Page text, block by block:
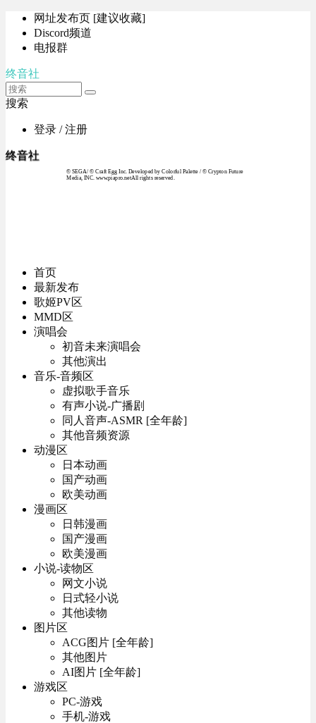
网址发布页 [建议收藏]
Discord频道
电报群
终音社
搜索
登录 / 注册
终音社
© SEGA / © Craft Egg Inc. Developed by Colorful Palette / © Crypton Future
Media, INC. www.piapro.netAll rights reserved.
首页
最新发布
歌姬PV区
MMD区
演唱会
初音未来演唱会
其他演出
音乐-音频区
虚拟歌手音乐
有声小说-广播剧
同人音声-ASMR [全年龄]
其他音频资源
动漫区
日本动画
国产动画
欧美动画
漫画区
日韩漫画
国产漫画
欧美漫画
小说-读物区
网文小说
日式轻小说
其他读物
图片区
ACG图片 [全年龄]
其他图片
AI图片 [全年龄]
游戏区
PC-游戏
手机-游戏